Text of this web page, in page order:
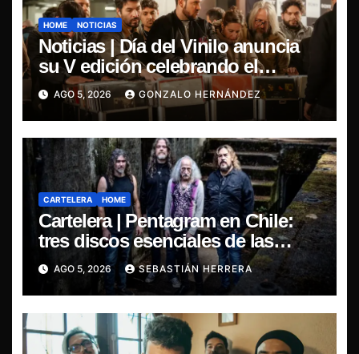
HOME NOTICIAS
Noticias | Día del Vinilo anuncia
su V edición celebrando el
regreso del 7″ fabricado en Chile
AGO 5, 2026 GONZALO HERNÁNDEZ
CARTELERA HOME
Cartelera | Pentagram en Chile:
tres discos esenciales de las
leyendas del doom
AGO 5, 2026 SEBASTIÁN HERRERA